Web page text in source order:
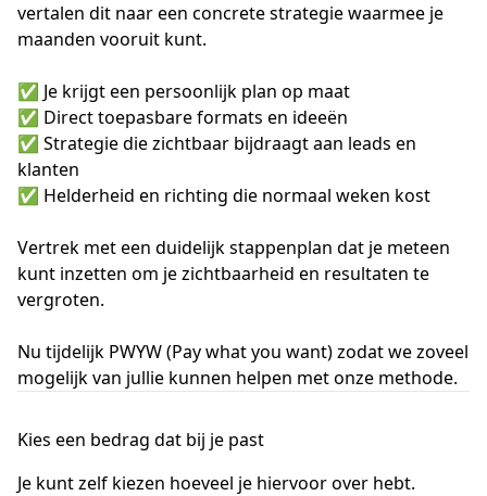
vertalen dit naar een concrete strategie waarmee je
maanden vooruit kunt.
✅ Je krijgt een persoonlijk plan op maat
✅ Direct toepasbare formats en ideeën
✅ Strategie die zichtbaar bijdraagt aan leads en
klanten
✅ Helderheid en richting die normaal weken kost
Vertrek met een duidelijk stappenplan dat je meteen
kunt inzetten om je zichtbaarheid en resultaten te
vergroten.
Nu tijdelijk PWYW (Pay what you want) zodat we zoveel
mogelijk van jullie kunnen helpen met onze methode.
Kies een bedrag dat bij je past
Je kunt zelf kiezen hoeveel je hiervoor over hebt.